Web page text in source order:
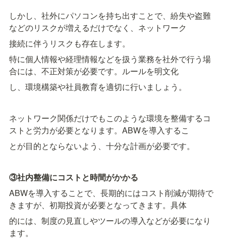
しかし、社外にパソコンを持ち出すことで、紛失や盗難
などのリスクが増えるだけでなく、ネットワーク
接続に伴うリスクも存在します。
特に個人情報や経理情報などを扱う業務を社外で行う場
合には、不正対策が必要です。ルールを明文化
し、環境構築や社員教育を適切に行いましょう。
ネットワーク関係だけでもこのような環境を整備するコ
ストと労力が必要となります。ABWを導入するこ
とが目的とならないよう、十分な計画が必要です。
③社内整備にコストと時間がかかる
ABWを導入することで、長期的にはコスト削減が期待で
きますが、初期投資が必要となってきます。具体
的には、制度の見直しやツールの導入などが必要になり
ます。